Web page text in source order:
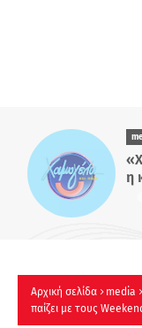
η
Αρχική σελίδα media
παίζει με τους